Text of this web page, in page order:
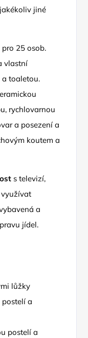
jiné
25 osob.
vlastní
a toaletou.
rychlovarnou
a posezení a
koutem a
s televizí,
využívat
a
jídel.
lůžky
a
postelí a